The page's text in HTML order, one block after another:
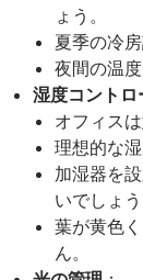
ょう。
夏季の冷
夜間の温
湿度コントロ
オフィス
理想的な
加湿器を
いでしょう
葉が黄色
ん。